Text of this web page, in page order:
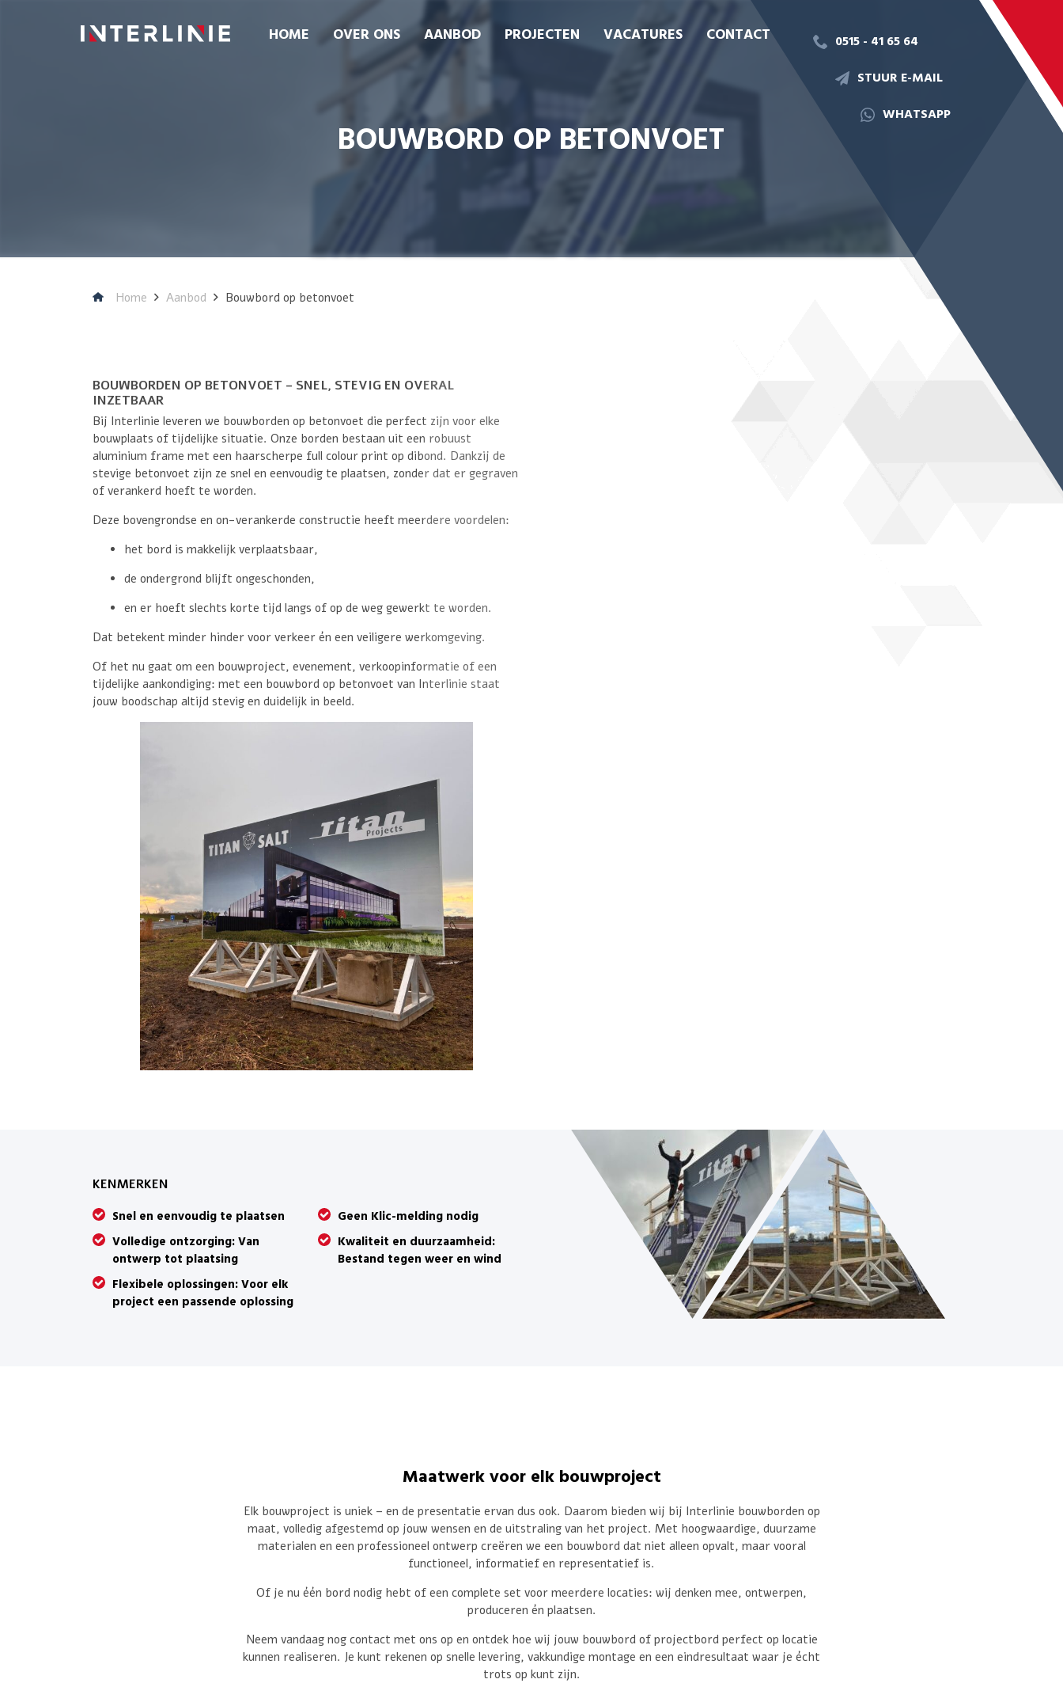
HOME OVER ONS AANBOD PROJECTEN VACATURES CONTACT
0515 - 41 65 64
STUUR E-MAIL
WHATSAPP
BOUWBORD OP BETONVOET
Home Aanbod Bouwbord op betonvoet
BOUWBORDEN OP BETONVOET – SNEL, STEVIG EN OVERAL
INZETBAAR
Bij Interlinie leveren we bouwborden op betonvoet die perfect zijn voor elke
bouwplaats of tijdelijke situatie. Onze borden bestaan uit een robuust
aluminium frame met een haarscherpe full colour print op dibond. Dankzij de
stevige betonvoet zijn ze snel en eenvoudig te plaatsen, zonder dat er gegraven
of verankerd hoeft te worden.
Deze bovengrondse en on-verankerde constructie heeft meerdere voordelen:
het bord is makkelijk verplaatsbaar,
de ondergrond blijft ongeschonden,
en er hoeft slechts korte tijd langs of op de weg gewerkt te worden.
Dat betekent minder hinder voor verkeer én een veiligere werkomgeving.
Of het nu gaat om een bouwproject, evenement, verkoopinformatie of een
tijdelijke aankondiging: met een bouwbord op betonvoet van Interlinie staat
jouw boodschap altijd stevig en duidelijk in beeld.
KENMERKEN
Snel en eenvoudig te plaatsen
Geen Klic-melding nodig
Volledige ontzorging: Van
ontwerp tot plaatsing
Kwaliteit en duurzaamheid:
Bestand tegen weer en wind
Flexibele oplossingen: Voor elk
project een passende oplossing
Maatwerk voor elk bouwproject
Elk bouwproject is uniek – en de presentatie ervan dus ook. Daarom bieden wij bij Interlinie bouwborden op
maat, volledig afgestemd op jouw wensen en de uitstraling van het project. Met hoogwaardige, duurzame
materialen en een professioneel ontwerp creëren we een bouwbord dat niet alleen opvalt, maar vooral
functioneel, informatief en representatief is.
Of je nu één bord nodig hebt of een complete set voor meerdere locaties: wij denken mee, ontwerpen,
produceren én plaatsen.
Neem vandaag nog contact met ons op en ontdek hoe wij jouw bouwbord of projectbord perfect op locatie
kunnen realiseren. Je kunt rekenen op snelle levering, vakkundige montage en een eindresultaat waar je écht
trots op kunt zijn.